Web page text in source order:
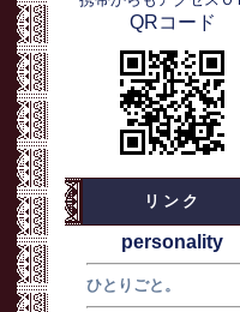
QRコード
リンク
personality
ひとりごと。